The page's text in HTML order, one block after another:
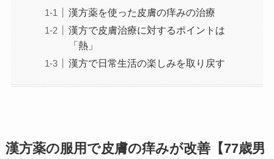
漢方薬を使った皮膚の痒みの治療
漢方で皮膚治療に対するポイントは
「熱」
漢方で日常生活の楽しみを取り戻す
漢方薬の服用で皮膚の痒みが改善【77歳男